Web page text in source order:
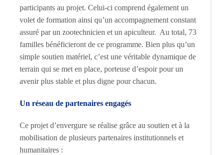
participants au projet. Celui-ci comprend également un
volet de formation ainsi qu’un accompagnement constant
assuré par un zootechnicien et un apiculteur. Au total, 73
familles bénéficieront de ce programme. Bien plus qu’un
simple soutien matériel, c’est une véritable dynamique de
terrain qui se met en place, porteuse d’espoir pour un
avenir plus stable et plus digne pour chacun.
Un réseau de partenaires engagés
Ce projet d’envergure se réalise grâce au soutien et à la
mobilisation de plusieurs partenaires institutionnels et
humanitaires :